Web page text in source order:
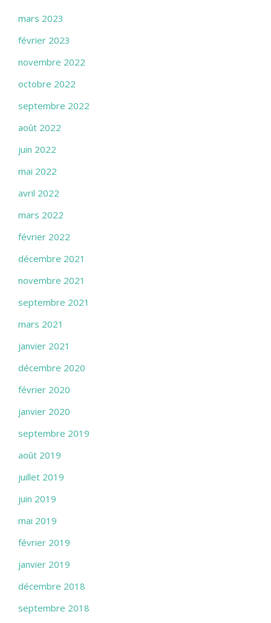
mars 2023
février 2023
novembre 2022
octobre 2022
septembre 2022
août 2022
juin 2022
mai 2022
avril 2022
mars 2022
février 2022
décembre 2021
novembre 2021
septembre 2021
mars 2021
janvier 2021
décembre 2020
février 2020
janvier 2020
septembre 2019
août 2019
juillet 2019
juin 2019
mai 2019
février 2019
janvier 2019
décembre 2018
septembre 2018